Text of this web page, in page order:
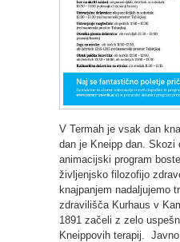
V Termah je vsak dan
dan je Kneipp dan. Skozi
animacijski program
življenjsko filozofijo
knajpanjem nadaljujemo
zdravilišča Kurhaus v
1891 začeli z zelo
Kneippovih terapij.